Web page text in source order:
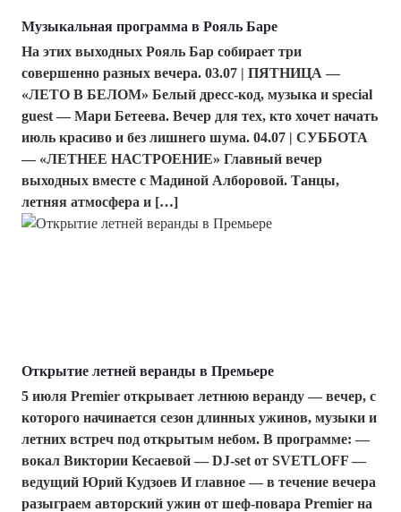
Музыкальная программа в Рояль Баре
На этих выходных Рояль Бар собирает три
совершенно разных вечера. 03.07 | ПЯТНИЦА —
«ЛЕТО В БЕЛОМ» Белый дресс-код, музыка и special
guest — Мари Бетеева. Вечер для тех, кто хочет начать
июль красиво и без лишнего шума. 04.07 | СУББОТА
— «ЛЕТНЕЕ НАСТРОЕНИЕ» Главный вечер
выходных вместе с Мадиной Алборовой. Танцы,
летняя атмосфера и […]
Открытие летней веранды в Премьере
5 июля Premier открывает летнюю веранду — вечер, с
которого начинается сезон длинных ужинов, музыки и
летних встреч под открытым небом. В программе: —
вокал Виктории Кесаевой — DJ-set от SVETLOFF —
ведущий Юрий Кудзоев И главное — в течение вечера
разыграем авторский ужин от шеф-повара Premier на